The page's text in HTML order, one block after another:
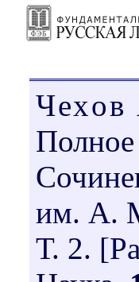
им. А.
Т. 2.